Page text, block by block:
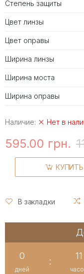
Степень защиты
Цвет линзы
Цвет оправы
Ширина линзы
Ширина моста
Ширина оправы
Наличие: Нет в
595.00 грн.
КУПИТЬ
В закладки
0
дней
:
11